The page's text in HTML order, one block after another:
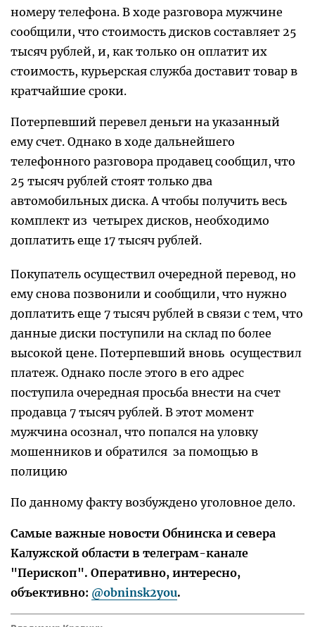
номеру телефона. В ходе разговора мужчине
сообщили, что стоимость дисков составляет 25
тысяч рублей, и, как только он оплатит их
стоимость, курьерская служба доставит товар в
кратчайшие сроки.
Потерпевший перевел деньги на указанный
ему счет. Однако в ходе дальнейшего
телефонного разговора продавец сообщил, что
25 тысяч рублей стоят только два
автомобильных диска. А чтобы получить весь
комплект из четырех дисков, необходимо
доплатить еще 17 тысяч рублей.
Покупатель осуществил очередной перевод, но
ему снова позвонили и сообщили, что нужно
доплатить еще 7 тысяч рублей в связи с тем, что
данные диски поступили на склад по более
высокой цене. Потерпевший вновь осуществил
платеж. Однако после этого в его адрес
поступила очередная просьба внести на счет
продавца 7 тысяч рублей. В этот момент
мужчина осознал, что попался на уловку
мошенников и обратился за помощью в
полицию
По данному факту возбуждено уголовное дело.
Самые важные новости Обнинска и севера
Калужской области в телеграм-канале
"Перископ". Оперативно, интересно,
объективно: @obninsk2you.